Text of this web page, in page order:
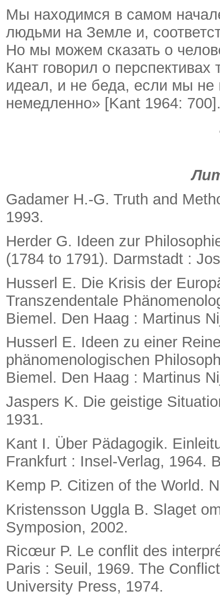
Мы находимся в самом
людьми на Земле и,
Но мы можем сказать о
Кант говорил о
идеал, и не беда, если мы не
немедленно» [Kant 1964:
Gadamer H.-G. Truth and
1993.
Herder G. Ideen zur
(1784 to 1791). Darmstadt :
Husserl E. Die Krisis der
Transzendentale
Biemel. Den Haag : Martinus
Husserl E. Ideen zu einer
phänomenologischen
Biemel. Den Haag : Martinus
Jaspers K. Die geistige
1931.
Kant I. Über Pädagogik.
Frankfurt : Insel-Verlag, 1964.
Kemp P. Citizen of the World.
Kristensson Uggla B. Slaget
Symposion, 2002.
Ricœur P. Le conflit des
Paris : Seuil, 1969. The
University Press, 1974.